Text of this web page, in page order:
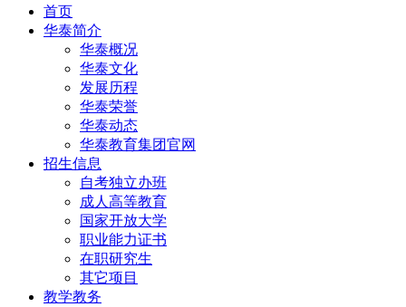
首页
华泰简介
华泰概况
华泰文化
发展历程
华泰荣誉
华泰动态
华泰教育集团官网
招生信息
自考独立办班
成人高等教育
国家开放大学
职业能力证书
在职研究生
其它项目
教学教务